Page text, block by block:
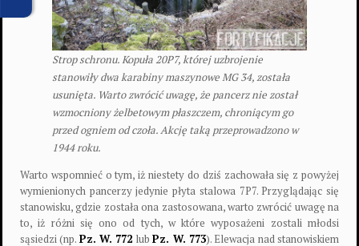
Strop schronu. Kopuła 20P7, której uzbrojenie
stanowiły dwa karabiny maszynowe MG 34, została
usunięta. Warto zwrócić uwagę, że pancerz nie został
wzmocniony żelbetowym płaszczem, chroniącym go
przed ogniem od czoła. Akcję taką przeprowadzono w
1944 roku.
Warto wspomnieć o tym, iż niestety do dziś zachowała się z powyżej
wymienionych pancerzy jedynie płyta stalowa 7P7. Przyglądając się
stanowisku, gdzie została ona zastosowana, warto zwrócić uwagę na
to, iż różni się ono od tych, w które wyposażeni zostali młodsi
sąsiedzi (np. Pz. W. 772 lubPz. W. 773). Elewacja nad stanowiskiem